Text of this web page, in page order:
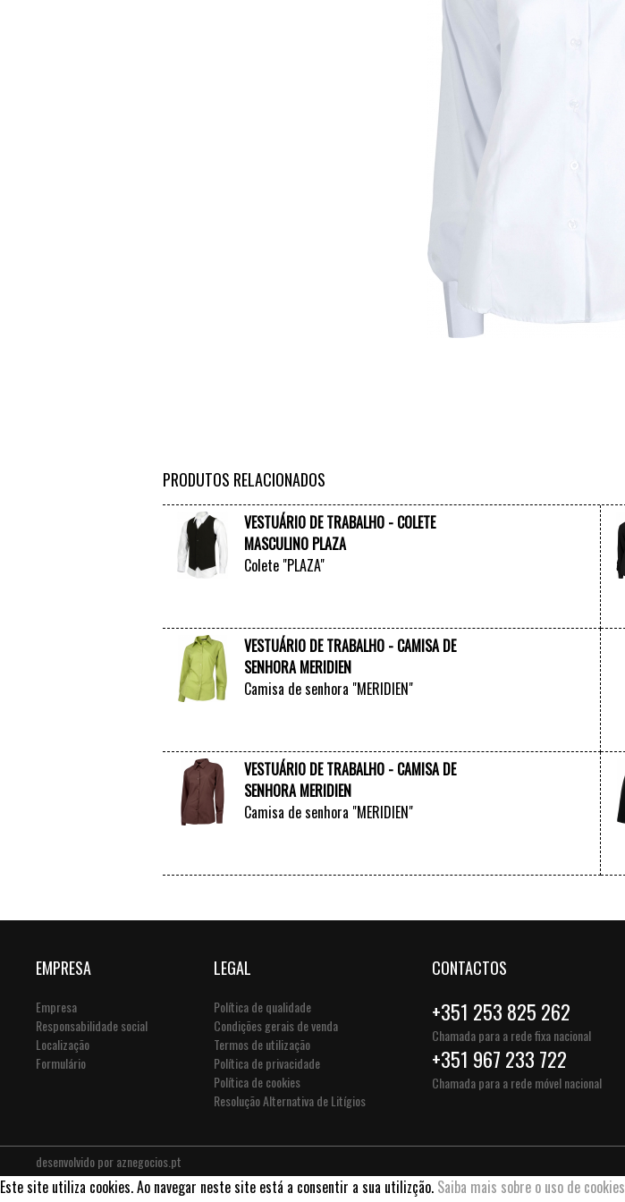
PRODUTOS RELACIONADOS
VESTUÁRIO DE TRABALHO - COLETE
MASCULINO PLAZA
Colete "PLAZA"
VESTUÁRIO DE TRABALHO - CAMISA DE
SENHORA MERIDIEN
Camisa de senhora "MERIDIEN"
VESTUÁRIO DE TRABALHO - CAMISA DE
SENHORA MERIDIEN
Camisa de senhora "MERIDIEN"
EMPRESA
Empresa
Responsabilidade social
Localização
Formulário
LEGAL
Política de qualidade
Condições gerais de venda
Termos de utilização
Política de privacidade
Política de cookies
Resolução Alternativa de Litígios
CONTACTOS
+351 253 825 262
Chamada para a rede fixa nacional
+351 967 233 722
Chamada para a rede móvel nacional
desenvolvido poraznegocios.pt
Este site utiliza cookies. Ao navegar neste site está a consentir a sua utilizção. Saiba mais sobre o uso de cookies